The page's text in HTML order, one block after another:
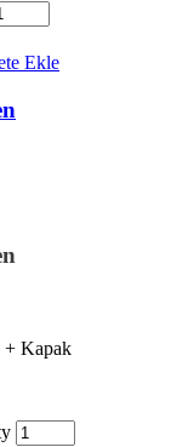
Ekle
+ Kapak